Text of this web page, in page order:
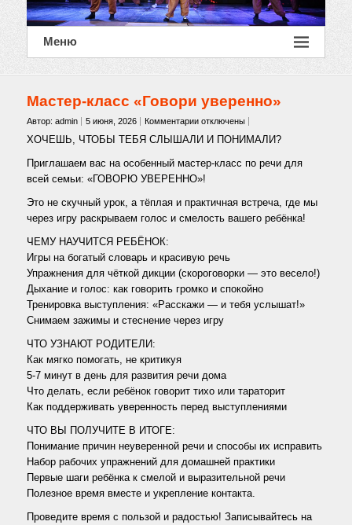
Меню
Мастер-класс «Говори уверенно»
Автор: admin 5 июня, 2026 Комментариик
записи
класс
«Говори
отключены
ХОЧЕШЬ, ЧТОБЫ ТЕБЯ СЛЫШАЛИ И ПОНИМАЛИ?
Приглашаем вас на особенный мастер-класс по речи для
всей семьи: «ГОВОРЮ УВЕРЕННО»!
Это не скучный урок, а тёплая и практичная встреча, где мы
через игру раскрываем голос и смелость вашего ребёнка!
ЧЕМУ НАУЧИТСЯ РЕБЁНОК:
Игры на богатый словарь и красивую речь
Упражнения для чёткой дикции (скороговорки — это весело!)
Дыхание и голос: как говорить громко и спокойно
Тренировка выступления: «Расскажи — и тебя услышат!»
Снимаем зажимы и стеснение через игру
ЧТО УЗНАЮТ РОДИТЕЛИ:
Как мягко помогать, не критикуя
5-7 минут в день для развития речи дома
Что делать, если ребёнок говорит тихо или тараторит
Как поддерживать уверенность перед выступлениями
ЧТО ВЫ ПОЛУЧИТЕ В ИТОГЕ:
Понимание причин неуверенной речи и способы их исправить
Набор рабочих упражнений для домашней практики
Первые шаги ребёнка к смелой и выразительной речи
Полезное время вместе и укрепление контакта.
Проведите время с пользой и радостью! Записывайтесь на